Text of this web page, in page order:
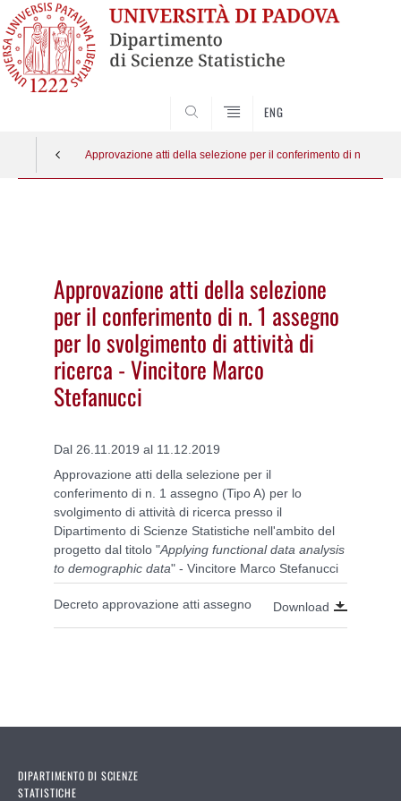
ENG
Approvazione atti della selezione per il conferimento di n. 1
Approvazione atti della selezione
per il conferimento di n. 1 assegno
per lo svolgimento di attività di
ricerca - Vincitore Marco
Stefanucci
Dal 26.11.2019 al 11.12.2019
Approvazione atti della selezione per il
conferimento di n. 1 assegno (Tipo A) per lo
svolgimento di attività di ricerca presso il
Dipartimento di Scienze Statistiche nell'ambito del
progetto dal titolo "Applying functional data analysis
to demographic data" - Vincitore Marco Stefanucci
Decreto approvazione atti assegno Download
DIPARTIMENTO DI SCIENZE
STATISTICHE